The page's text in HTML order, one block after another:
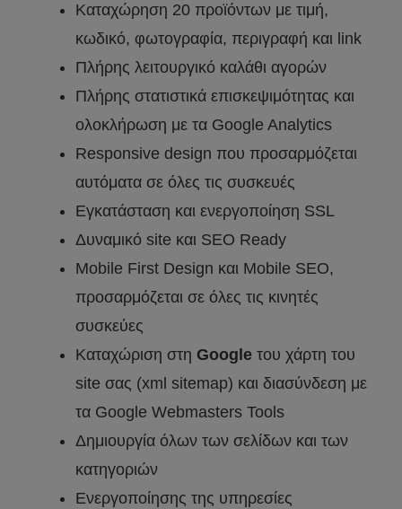
Καταχώρηση 20 προϊόντων με τιμή,
κωδικό, φωτογραφία, περιγραφή και link
Πλήρης λειτουργικό καλάθι αγορών
Πλήρης στατιστικά επισκεψιμότητας και
ολοκλήρωση με τα Google Analytics
Responsive design που προσαρμόζεται
αυτόματα σε όλες τις συσκευές
Εγκατάσταση και ενεργοποίηση SSL
Δυναμικό site και SEO Ready
Mobile First Design και Mobile SEO,
προσαρμόζεται σε όλες τις κινητές
συσκεύες
Καταχώριση στη Google του χάρτη του
site σας (xml sitemap) και διασύνδεση με
τα Google Webmasters Tools
Δημιουργία όλων των σελίδων και των
κατηγοριών
Ενεργοποίησης της υπηρεσίες